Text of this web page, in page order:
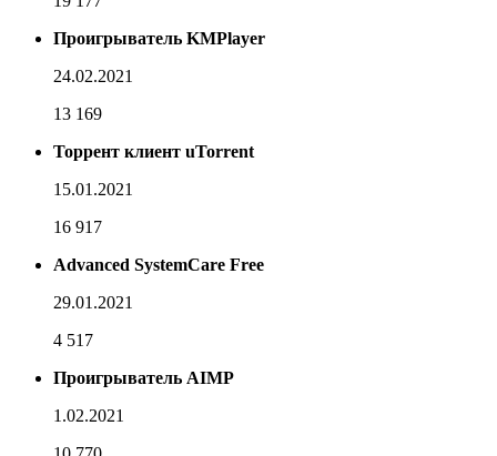
Проигрыватель KMPlayer
24.02.2021
13 169
Торрент клиент uTorrent
15.01.2021
16 917
Advanced SystemCare Free
29.01.2021
4 517
Проигрыватель AIMP
1.02.2021